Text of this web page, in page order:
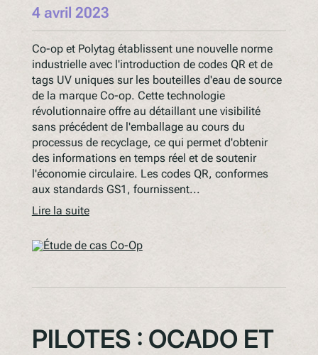
4 avril 2023
Co-op et Polytag établissent une nouvelle norme
industrielle avec l'introduction de codes QR et de
tags UV uniques sur les bouteilles d'eau de source
de la marque Co-op. Cette technologie
révolutionnaire offre au détaillant une visibilité
sans précédent de l'emballage au cours du
processus de recyclage, ce qui permet d'obtenir
des informations en temps réel et de soutenir
l'économie circulaire. Les codes QR, conformes
aux standards GS1, fournissent...
Lire la suite
PILOTES : OCADO ET